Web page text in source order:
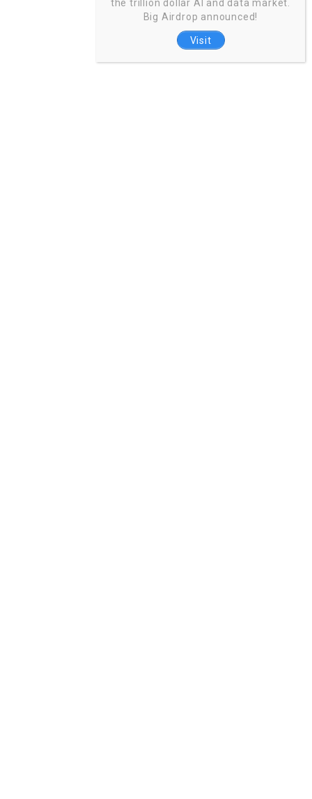
the trillion dollar AI and data market.
Big Airdrop announced!
Visit